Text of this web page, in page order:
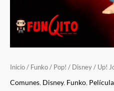
Inicio / Funko / Pop! / Disney / Up!
Comunes, Disney, Funko,